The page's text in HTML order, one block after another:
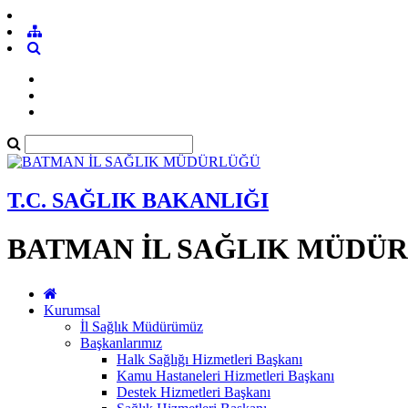
T.C. SAĞLIK BAKANLIĞI
BATMAN İL SAĞLIK
Kurumsal
İl Sağlık Müdürümüz
Başkanlarımız
Halk Sağlığı Hizmetleri Başkanı
Kamu Hastaneleri Hizmetleri Başkanı
Destek Hizmetleri Başkanı